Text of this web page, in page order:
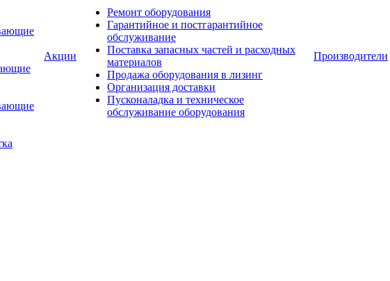
Акции
Ремонт оборудования
Гарантийное и постгарантийное
обслуживание
Поставка запасных частей и расходных
материалов
Продажа оборудования в лизинг
Организация доставки
Пусконаладка и техническое
обслуживание оборудования
Производители